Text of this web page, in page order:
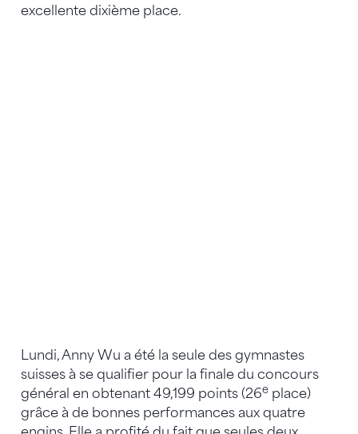
excellente dixième place.
Lundi, Anny Wu a été la seule des gymnastes
suisses à se qualifier pour la finale du concours
général en obtenant 49,199 points (26e place)
grâce à de bonnes performances aux quatre